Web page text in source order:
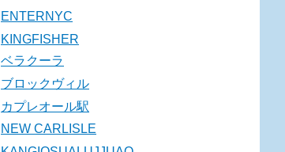
ENTERNYC
KINGFISHER
ベラクーラ
ブロックヴィル
カプレオール駅
NEW CARLISLE